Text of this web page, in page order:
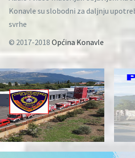
Konavle su slobodni za daljnju
svrhe
© 2017-2018 Općina Konavle